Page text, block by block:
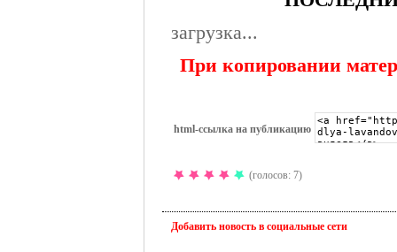
загрузка...
При копировании
html-cсылка на публикацию
(голосов: 7)
Добавить новость в социальные сети